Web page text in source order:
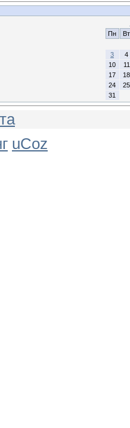
Пн
Вт
3
4
10
11
17
18
24
25
31
uCoz